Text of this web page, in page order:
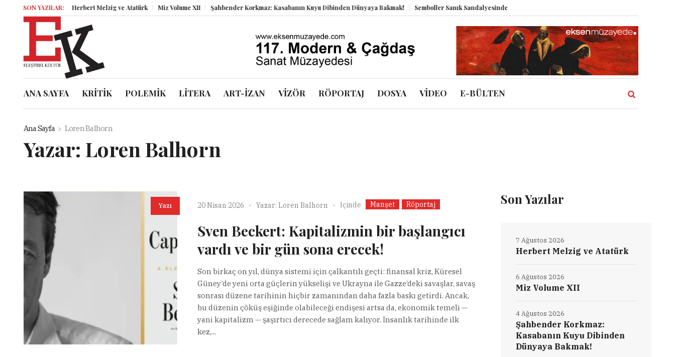
SON YAZILAR:Herbert Melzig ve Atatürk Miz Volume XII Şahbender Korkmaz: Kasabanın Kuyu Dibinden Dünyaya Bakmak! Semboller Sanık Sandalyesinde: Epstein vakası kadim tanrıları nasıl komplo kanıtına
ANA SAYFA KRİTİK POLEMİK LİTERA ART-İZAN VİZÖR RÖPORTAJ DOSYA VİDEO E-BÜLTEN
Ana Sayfa Loren Balhorn
Yazar: Loren Balhorn
Yazı 20 Nisan 2026 Yazar: Loren Balhorn İçinde Manşet Röportaj
Sven Beckert: Kapitalizmin bir başlangıcı
vardı ve bir gün sona erecek!
Son birkaç on yıl, dünya sistemi için çalkantılı geçti: finansal kriz, Küresel
Güney’de yeni orta güçlerin yükselişi ve Ukrayna ile Gazze’deki savaşlar, savaş
sonrası düzene tarihinin hiçbir zamanından daha fazla baskı getirdi. Ancak,
bu düzenin çöküş eşiğinde olabileceği endişesi artsa da, ekonomik temeli —
yani kapitalizm — şaşırtıcı derecede sağlam kalıyor. İnsanlık tarihinde ilk
kez,...
Son Yazılar
Herbert Melzig ve Atatürk
7 Ağustos 2026
Miz Volume XII
6 Ağustos 2026
Şahbender Korkmaz:
Kasabanın Kuyu Dibinden
Dünyaya Bakmak!
4 Ağustos 2026